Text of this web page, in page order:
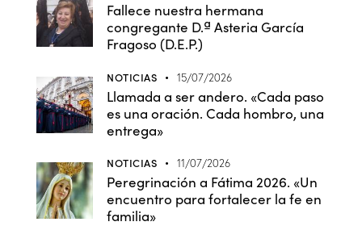
Fallece nuestra hermana
congregante D.ª Asteria García
Fragoso (D.E.P.)
NOTICIAS 15/07/2026
Llamada a ser andero. «Cada paso
es una oración. Cada hombro, una
entrega»
NOTICIAS 11/07/2026
Peregrinación a Fátima 2026. «Un
encuentro para fortalecer la fe en
familia»